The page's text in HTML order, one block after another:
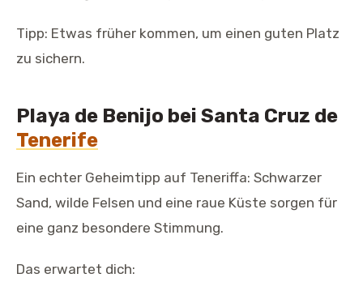
Tipp: Etwas früher kommen, um einen guten Platz
zu sichern.
Playa de Benijo bei Santa Cruz de
Tenerife
Ein echter Geheimtipp auf Teneriffa: Schwarzer
Sand, wilde Felsen und eine raue Küste sorgen für
eine ganz besondere Stimmung.
Das erwartet dich: